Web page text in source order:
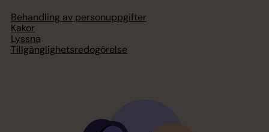
Behandling av personuppgifter
Kakor
Lyssna
Tillgänglighetsredogörelse